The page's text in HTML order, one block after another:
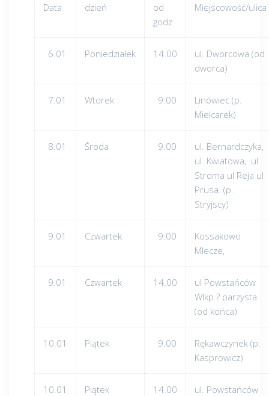
Data dzień
od
godz
Miejscowość/ulica
6.01 Poniedziałek 14.00
ul. Dworcowa (od
dworca)
7.01 Wtorek 9.00
Linówiec (p.
Mielcarek)
8.01 Środa 9.00
ul. Bernardczyka,
ul. Kwiatowa, ul
Stroma ul Reja ul
Prusa. (p.
Stryjscy)
9.01 Czwartek 9.00
Kossakowo
Mlecze,
9.01 Czwartek 14.00
ul Powstańców
Wlkp ? parzysta
(od końca)
10.01 Piątek 9.00
Rękawczynek (p.
Kasprowicz)
10.01 Piątek 14.00
ul. Powstańców